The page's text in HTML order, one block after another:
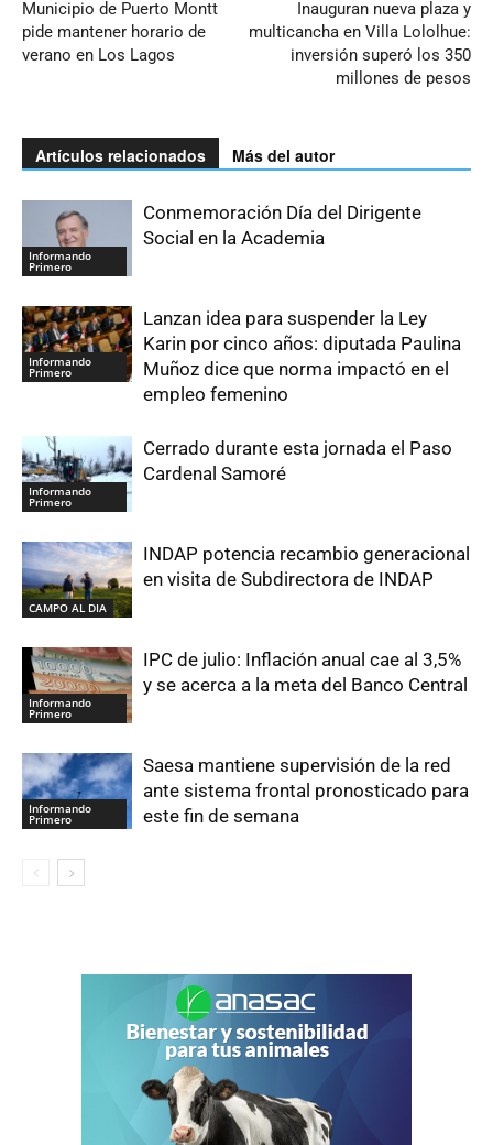
Municipio de Puerto Montt
pide mantener horario de
verano en Los Lagos
Inauguran nueva plaza y
multicancha en Villa Lololhue:
inversión superó los 350
millones de pesos
Artículos relacionados Más del autor
Informando
Primero
Conmemoración Día del Dirigente
Social en la Academia
Informando
Primero
Lanzan idea para suspender la Ley
Karin por cinco años: diputada Paulina
Muñoz dice que norma impactó en el
empleo femenino
Informando
Primero
Cerrado durante esta jornada el Paso
Cardenal Samoré
CAMPO AL DIA
INDAP potencia recambio generacional
en visita de Subdirectora de INDAP
Informando
Primero
IPC de julio: Inflación anual cae al 3,5%
y se acerca a la meta del Banco Central
Informando
Primero
Saesa mantiene supervisión de la red
ante sistema frontal pronosticado para
este fin de semana